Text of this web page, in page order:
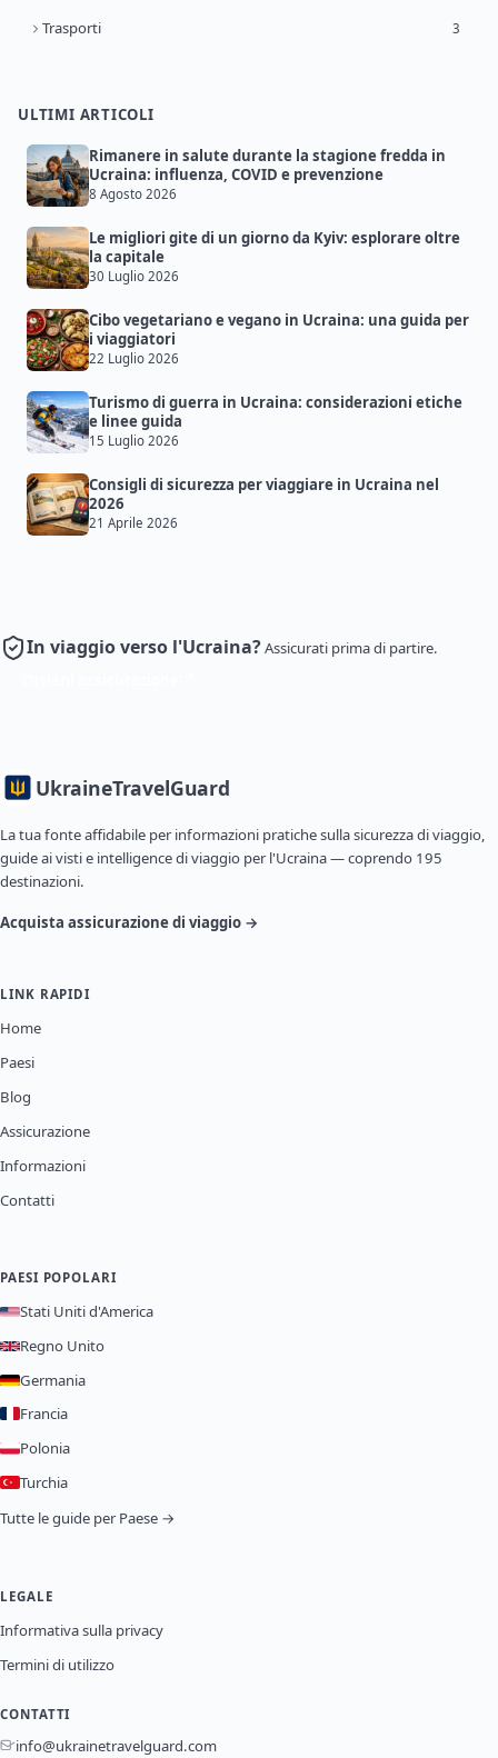
Trasporti 3
ULTIMI ARTICOLI
Rimanere in salute durante la stagione fredda in
Ucraina: influenza, COVID e prevenzione
8 Agosto 2026
Le migliori gite di un giorno da Kyiv: esplorare oltre
la capitale
30 Luglio 2026
Cibo vegetariano e vegano in Ucraina: una guida per
i viaggiatori
22 Luglio 2026
Turismo di guerra in Ucraina: considerazioni etiche
e linee guida
15 Luglio 2026
Consigli di sicurezza per viaggiare in Ucraina nel
2026
21 Aprile 2026
In viaggio verso l'Ucraina?Assicurati prima di partire.
UkraineTravelGuard
La tua fonte affidabile per informazioni pratiche sulla sicurezza di viaggio,
guide ai visti e intelligence di viaggio per l'Ucraina — coprendo 195
destinazioni.
Acquista assicurazione di viaggio →
LINK RAPIDI
Home
Paesi
Blog
Assicurazione
Informazioni
Contatti
PAESI POPOLARI
Stati Uniti d'America
Regno Unito
Germania
Francia
Polonia
Turchia
Tutte le guide per Paese →
LEGALE
Informativa sulla privacy
Termini di utilizzo
CONTATTI
info@ukrainetravelguard.com